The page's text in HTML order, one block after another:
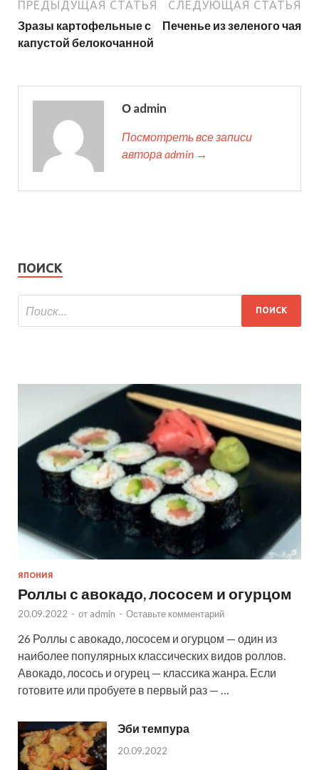
ПРЕДЫДУЩАЯ СТАТЬЯ
Зразы картофельные с
капустой белокочанной
СЛЕДУЮЩАЯ СТАТЬЯ
Печенье из зеленого чая
О admin
Посмотреть все записи
автора admin →
ПОИСК
ЯПОНИЯ
Роллы с авокадо, лососем и огурцом
20.09.2022 - от admin - Оставьте комментарий
26 Роллы с авокадо, лососем и огурцом — один из
наиболее популярных классических видов роллов.
Авокадо, лосось и огурец — классика жанра. Если
готовите или пробуете в первый раз — …
Эби темпура
20.09.2022